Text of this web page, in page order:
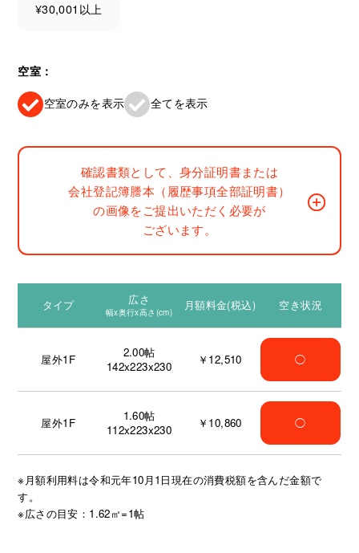
¥30,001以上
空室：
空室のみを表示 全てを表示
確認書類として、身分証明書または
会社登記簿謄本（履歴事項全部証明書）
の画像をご提出いただく必要が
ございます。
タイプ 広さ
幅x奥行x高さ(cm) 月額料金(税込) 空き状況
屋外1F 2.00帖
142x223x230
￥12,510 ◯
屋外1F 1.60帖
112x223x230
￥10,860 ◯
※月額利用料は令和元年10月1日現在の消費税額を含んだ金額で
す。
※広さの目安：1.62㎡=1帖